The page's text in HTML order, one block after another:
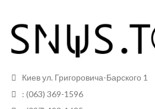
Киев ул. Григоровича-Барского 1
: (063) 369-1596